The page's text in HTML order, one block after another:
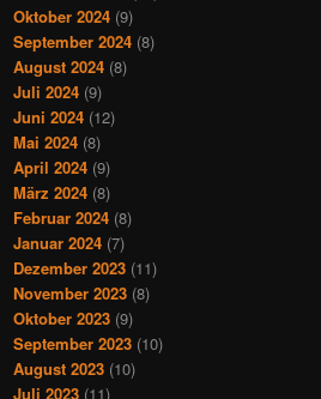
Oktober 2024 (9)
September 2024 (8)
August 2024 (8)
Juli 2024 (9)
Juni 2024 (12)
Mai 2024 (8)
April 2024 (9)
März 2024 (8)
Februar 2024 (8)
Januar 2024 (7)
Dezember 2023 (11)
November 2023 (8)
Oktober 2023 (9)
September 2023 (10)
August 2023 (10)
Juli 2023 (11)